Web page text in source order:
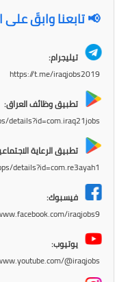
📢 تابعنا وابقَ على
تيليجرام:
https://t.me/iraqjobs2019
تطبيق وظائف العراق:
details?id=com.iraq21jobs
تطبيق الرعاية
details?id=com.re3ayah1
فيسبوك:
iraqjobs9
يوتيوب:
@iraqjobs